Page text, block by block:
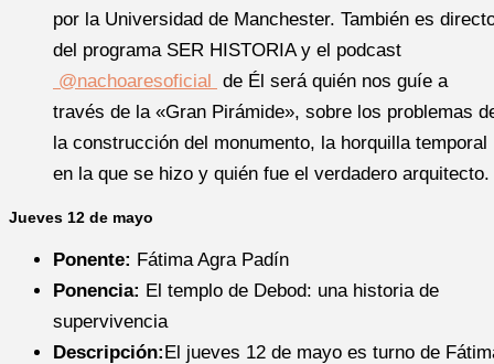
por la Universidad de Manchester. También es
del programa SER HISTORIA y el podcast
@nachoaresoficial de Él será quién nos guíe a
través de la «Gran Pirámide», sobre los problemas
la construcción del monumento, la horquilla temporal
en la que se hizo y quién fue el verdadero arquitecto.
Jueves 12 de mayo
Ponente: Fátima Agra Padín
Ponencia: El templo de Debod: una historia de
supervivencia
Descripción:El jueves 12 de mayo es turno de